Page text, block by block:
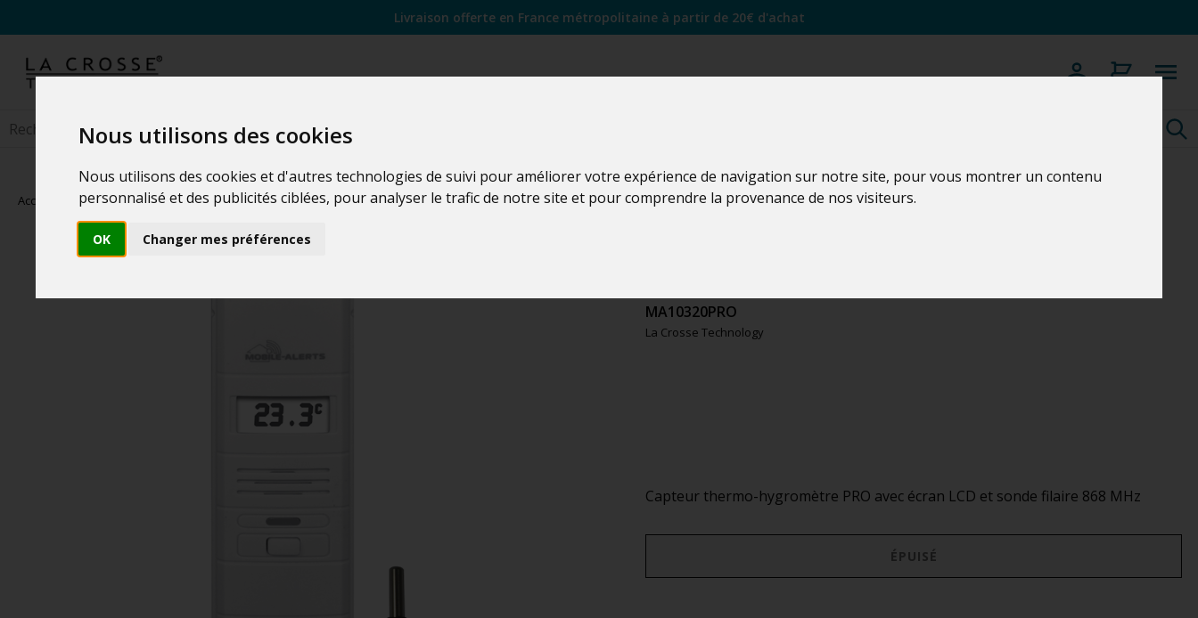
Nous utilisons des cookies
Nous utilisons des cookies et d'autres technologies de suivi pour améliorer votre expérience de navigation sur notre site, pour vous montrer un contenu
personnalisé et des publicités ciblées, pour analyser le trafic de notre site et pour comprendre la provenance de nos visiteurs.
OK Changer mes préférences
Livraison offerte en France métropolitaine à partir de 20€ d'achat
Accueil Objets connectés
MA10320PRO
La Crosse Technology
Capteur thermo-hygromètre PRO avec écran LCD et sonde filaire 868 MHz
ÉPUISÉ